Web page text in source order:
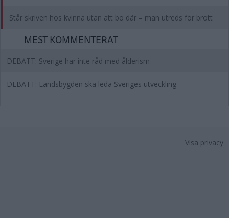
Står skriven hos kvinna utan att bo där – man utreds för brott
MEST KOMMENTERAT
DEBATT: Sverige har inte råd med ålderism
DEBATT: Landsbygden ska leda Sveriges utveckling
Visa privacy